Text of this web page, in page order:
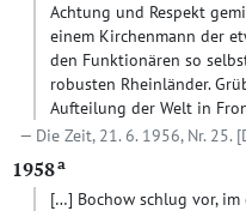
Achtung und Respekt
einem Kirchenmann der
den Funktionären so
robusten Rheinländer.
Aufteilung der Welt in
Die Zeit, 21. 6. 1956, Nr. 25.
1958a
[…] Bochow schlug vor,